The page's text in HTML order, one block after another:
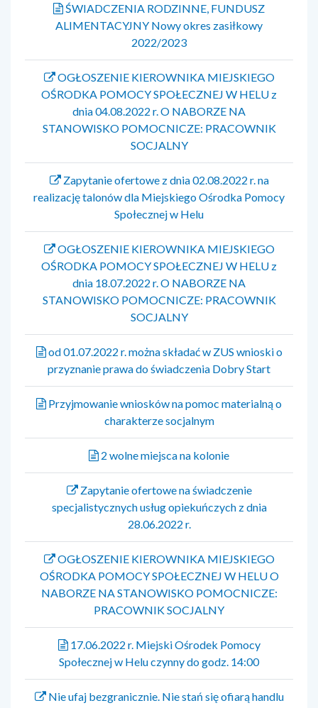
ŚWIADCZENIA RODZINNE, FUNDUSZ
ALIMENTACYJNY Nowy okres zasiłkowy
2022/2023
OGŁOSZENIE KIEROWNIKA MIEJSKIEGO
OŚRODKA POMOCY SPOŁECZNEJ W HELU z
dnia 04.08.2022 r. O NABORZE NA
STANOWISKO POMOCNICZE: PRACOWNIK
SOCJALNY
Zapytanie ofertowe z dnia 02.08.2022 r. na
realizację talonów dla Miejskiego Ośrodka Pomocy
Społecznej w Helu
OGŁOSZENIE KIEROWNIKA MIEJSKIEGO
OŚRODKA POMOCY SPOŁECZNEJ W HELU z
dnia 18.07.2022 r. O NABORZE NA
STANOWISKO POMOCNICZE: PRACOWNIK
SOCJALNY
od 01.07.2022 r. można składać w ZUS wnioski o
przyznanie prawa do świadczenia Dobry Start
Przyjmowanie wniosków na pomoc materialną o
charakterze socjalnym
2 wolne miejsca na kolonie
Zapytanie ofertowe na świadczenie
specjalistycznych usług opiekuńczych z dnia
28.06.2022 r.
OGŁOSZENIE KIEROWNIKA MIEJSKIEGO
OŚRODKA POMOCY SPOŁECZNEJ W HELU O
NABORZE NA STANOWISKO POMOCNICZE:
PRACOWNIK SOCJALNY
17.06.2022 r. Miejski Ośrodek Pomocy
Społecznej w Helu czynny do godz. 14:00
Nie ufaj bezgranicznie. Nie stań się ofiarą handlu